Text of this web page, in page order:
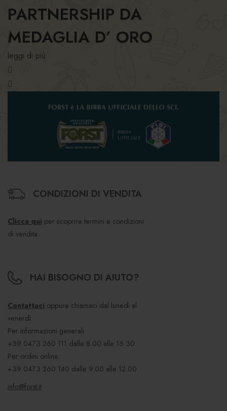
PARTNERSHIP DA
MEDAGLIA D’ ORO
leggi di più
CONDIZIONI DI VENDITA
Clicca qui per scoprire termini e condizioni
di vendita.
HAI BISOGNO DI AIUTO?
Contattaci oppure chiamaci dal lunedì al
venerdì
Per informazioni generali:
+39 0473 260 111 dalle 8.00 alle 16.30
Per ordini online:
+39 0473 260 140 dalle 9.00 alle 12.00
info@forst.it